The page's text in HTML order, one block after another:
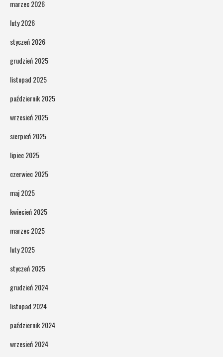
marzec 2026
luty 2026
styczeń 2026
grudzień 2025
listopad 2025
październik 2025
wrzesień 2025
sierpień 2025
lipiec 2025
czerwiec 2025
maj 2025
kwiecień 2025
marzec 2025
luty 2025
styczeń 2025
grudzień 2024
listopad 2024
październik 2024
wrzesień 2024